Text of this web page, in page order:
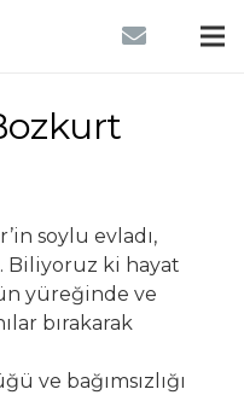
soylu evladı,
Biliyoruz ki hayat
yüreğinde ve
bırakarak
ve bağımsızlığı